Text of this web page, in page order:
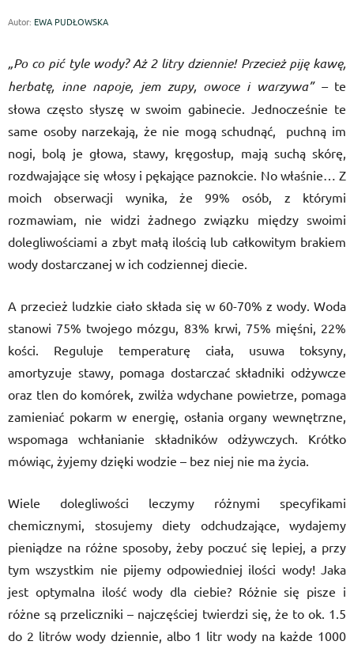
Autor: EWA PUDŁOWSKA
„Po co pić tyle wody? Aż 2 litry dziennie! Przecież piję kawę,
herbatę, inne napoje, jem zupy, owoce i warzywa” – te
słowa często słyszę w swoim gabinecie. Jednocześnie te
same osoby narzekają, że nie mogą schudnąć, puchną im
nogi, bolą je głowa, stawy, kręgosłup, mają suchą skórę,
rozdwajające się włosy i pękające paznokcie. No właśnie… Z
moich obserwacji wynika, że 99% osób, z którymi
rozmawiam, nie widzi żadnego związku między swoimi
dolegliwościami a zbyt małą ilością lub całkowitym brakiem
wody dostarczanej w ich codziennej diecie.
A przecież ludzkie ciało składa się w 60-70% z wody. Woda
stanowi 75% twojego mózgu, 83% krwi, 75% mięśni, 22%
kości. Reguluje temperaturę ciała, usuwa toksyny,
amortyzuje stawy, pomaga dostarczać składniki odżywcze
oraz tlen do komórek, zwilża wdychane powietrze, pomaga
zamieniać pokarm w energię, osłania organy wewnętrzne,
wspomaga wchłanianie składników odżywczych. Krótko
mówiąc, żyjemy dzięki wodzie – bez niej nie ma życia.
Wiele dolegliwości leczymy różnymi specyfikami
chemicznymi, stosujemy diety odchudzające, wydajemy
pieniądze na różne sposoby, żeby poczuć się lepiej, a przy
tym wszystkim nie pijemy odpowiedniej ilości wody! Jaka
jest optymalna ilość wody dla ciebie? Różnie się pisze i
różne są przeliczniki – najczęściej twierdzi się, że to ok. 1.5
do 2 litrów wody dziennie, albo 1 litr wody na każde 1000